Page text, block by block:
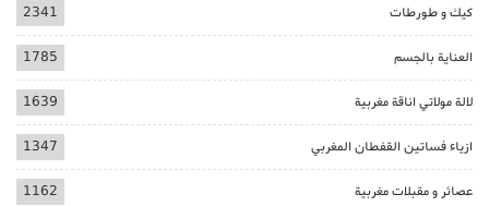
كيك و طورطات 2341
العناية بالجسم 1785
لالة مولاتي اناقة مغربية 1639
ازياء فساتين القفطان المغربي 1347
عصائر و مقبلات مغربية 1162